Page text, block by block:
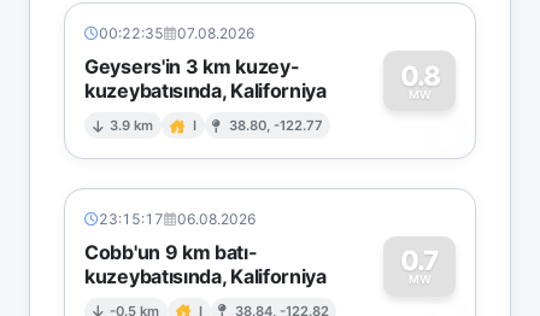
00:22:35 07.08.2026
Geysers'in 3 km kuzey-
kuzeybatısında, Kaliforniya
3.9 km I 38.80, -122.77
0.8
MW
0
23:15:17 06.08.2026
Cobb'un 9 km batı-
kuzeybatısında, Kaliforniya
-0.5 km I 38.84, -122.82
0.7
MW